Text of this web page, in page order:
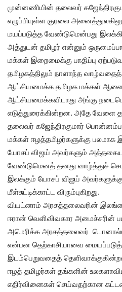
முன்னணியின் தலைவர்
எழுப்பியுள்ள குரலை
மயப்படுத்த வேண்டுமென்பது
அத்துடன் தமிழர் என்னும்
மக்கள் இறைமைக்கு பாதிப்பு
தமிழகத்திலும் நாளாந்த
ஆட்சியமைக்க தமிழக மக்கள்
ஆட்சியமைக்கவிடாது அங்கு
எடுத்துரைக்கின்றன. அதே வேளை
தலைவர் கஜேந்திரகுமார்
மக்கள் ஈழத்தமிழர்களுக்கு பலமாக
யோசப் விஜய் அவர்களும் அத்தகைய
வேண்டுமெனத் தனது வாழ்த்துச்
இலக்கும் யோசப் விஐய் அவர்களுக்கு
மீள்சுட்டிக்காட்ட விரும்புகிறது.
வியட்னாம் அரசத்தலைவரின்
ஈரான் வெளிவிவகார அமைச்சரின்
அமெரிக்க அரசத்தலைவர்
என்பன தெற்காசியாவை
இடம்பெறுவதைத்
ஈழத் தமிழர்கள் தங்களின்
எதிர்வினைகள் செய்வதற்கான